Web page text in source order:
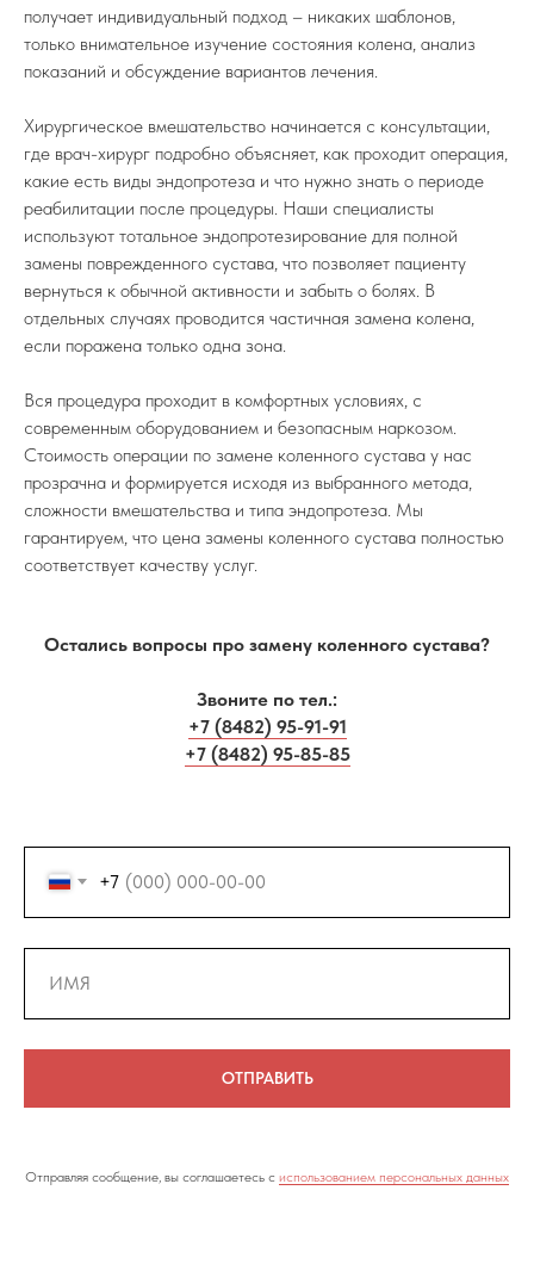
получает индивидуальный подход – никаких шаблонов,
только внимательное изучение состояния колена, анализ
показаний и обсуждение вариантов лечения.
Хирургическое вмешательство начинается с консультации,
где врач-хирург подробно объясняет, как проходит операция,
какие есть виды эндопротеза и что нужно знать о периоде
реабилитации после процедуры. Наши специалисты
используют тотальное эндопротезирование для полной
замены поврежденного сустава, что позволяет пациенту
вернуться к обычной активности и забыть о болях. В
отдельных случаях проводится частичная замена колена,
если поражена только одна зона.
Вся процедура проходит в комфортных условиях, с
современным оборудованием и безопасным наркозом.
Стоимость операции по замене коленного сустава у нас
прозрачна и формируется исходя из выбранного метода,
сложности вмешательства и типа эндопротеза. Мы
гарантируем, что цена замены коленного сустава полностью
соответствует качеству услуг.
Остались вопросы про замену коленного сустава?
Звоните по тел.:
+7 (8482) 95-91-91
+7 (8482) 95-85-85
+7
ОТПРАВИТЬ
Отправляя сообщение, вы соглашаетесь с использованием персональных данных